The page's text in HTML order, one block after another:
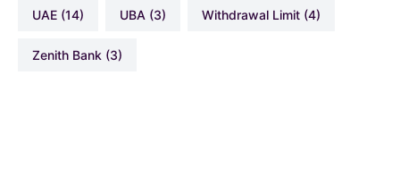
UAE (14) UBA (3) Withdrawal Limit (4)
Zenith Bank (3)